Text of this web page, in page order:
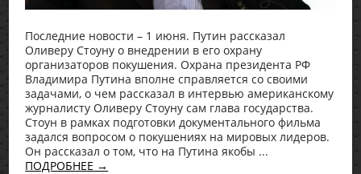
Последние новости – 1 июня. Путин рассказал
Оливеру Стоуну о внедрении в его охрану
организаторов покушения. Охрана президента РФ
Владимира Путина вполне справляется со своими
задачами, о чем рассказал в интервью американскому
журналисту Оливеру Стоуну сам глава государства.
Стоун в рамках подготовки документального фильма
задался вопросом о покушениях на мировых лидеров.
Он рассказал о том, что на Путина якобы ...
ПОДРОБНЕЕ →